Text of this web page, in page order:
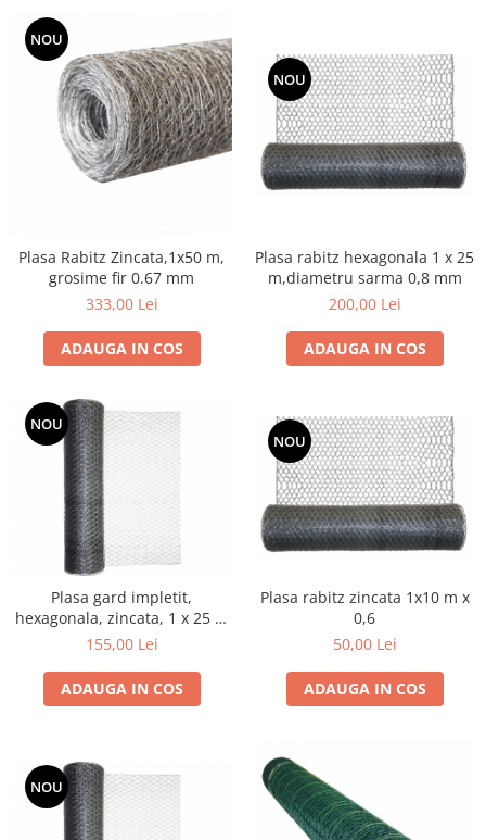
Motopompe
Batoze
Granulatoare furaje
Mori cereale
Semanatori manuale
Tocatori vegetatie
Pluguri
Plug de scos cartofi
Freze de pamant
Cositori
Tocatoare agricole
Cultivatoare
Articole electrice
Prelungitoare
Sigurante electrice
Plafoniere
Scule pentru construcții
Betoniere
Ciocane rotopercutoare
Plasa sarma galvanizata zincata
Plasa sarma rabit
Sarma moale neagra pentru fierari
NOU
Plasa Rabitz Zincata,1x50 m,
grosime fir 0.67 mm
333,00 Lei
ADAUGA IN COS
NOU
Plasa rabitz hexagonala 1 x 25
m,diametru sarma 0,8 mm
200,00 Lei
ADAUGA IN COS
NOU
Plasa gard impletit,
hexagonala, zincata, 1 x 25 m
x0,80 mm grosime
155,00 Lei
ADAUGA IN COS
NOU
Plasa rabitz zincata 1x10 m x
0,6
50,00 Lei
ADAUGA IN COS
NOU